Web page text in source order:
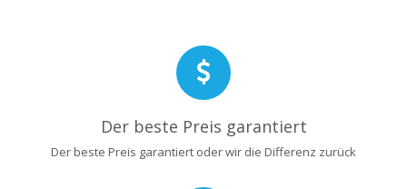
Der beste Preis garantiert
Der beste Preis garantiert oder wir die Differenz zurück